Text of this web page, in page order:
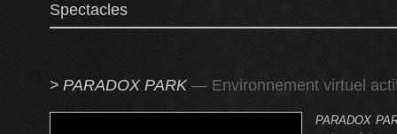
Spectacles
> PARADOX PARK — Environnement virtuel
PARADOX